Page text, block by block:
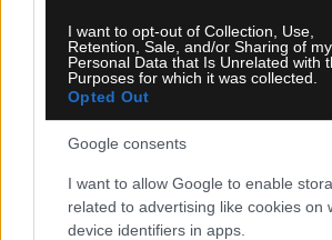
I want to opt-out of Collection, Use,
Retention, Sale, and/or Sharing of my
Personal Data that Is Unrelated with
Purposes for which it was collected.
Opted Out
Google consents
I want to allow Google to enable
related to advertising like cookies on
device identifiers in apps.
Champions League: Στο 73% οι
ΑΕΚ για είσοδο στη League Phase
Football Meets Data (ΦΩΤΟ)